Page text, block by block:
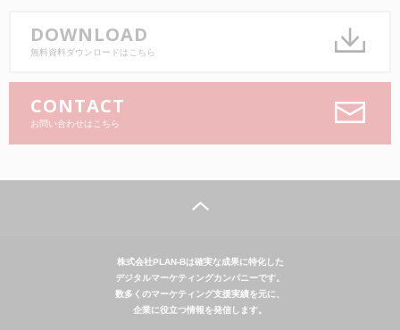
DOWNLOAD
無料資料ダウンロードはこちら
CONTACT
お問い合わせはこちら
株式会社PLAN-Bは確実な成果に特化した
デジタルマーケティングカンパニーです。
数多くのマーケティング支援実績を元に、
企業に役立つ情報を発信します。